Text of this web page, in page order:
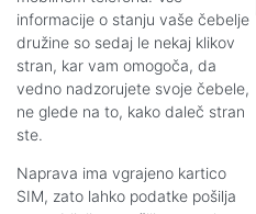
informacije o stanju vaše čebelje
družine so sedaj le nekaj klikov
stran, kar vam omogoča, da
vedno nadzorujete svoje čebele,
ne glede na to, kako daleč stran
ste.
Naprava ima vgrajeno kartico
SIM, zato lahko podatke pošilja